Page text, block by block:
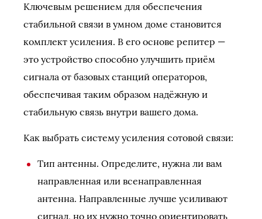
Ключевым решением для обеспечения
стабильной связи в умном доме становится
комплект усиления. В его основе репитер —
это устройство способно улучшить приём
сигнала от базовых станций операторов,
обеспечивая таким образом надёжную и
стабильную связь внутри вашего дома.
Как выбрать систему усиления сотовой связи:
Тип антенны. Определите, нужна ли вам
направленная или всенаправленная
антенна. Направленные лучше усиливают
сигнал, но их нужно точно ориентировать